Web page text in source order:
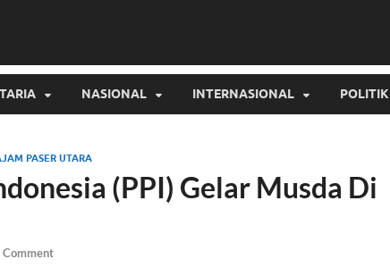
NASIONAL INTERNASIONAL POLITIK
PASER UTARA
(PPI) Gelar Musda Di
Comment